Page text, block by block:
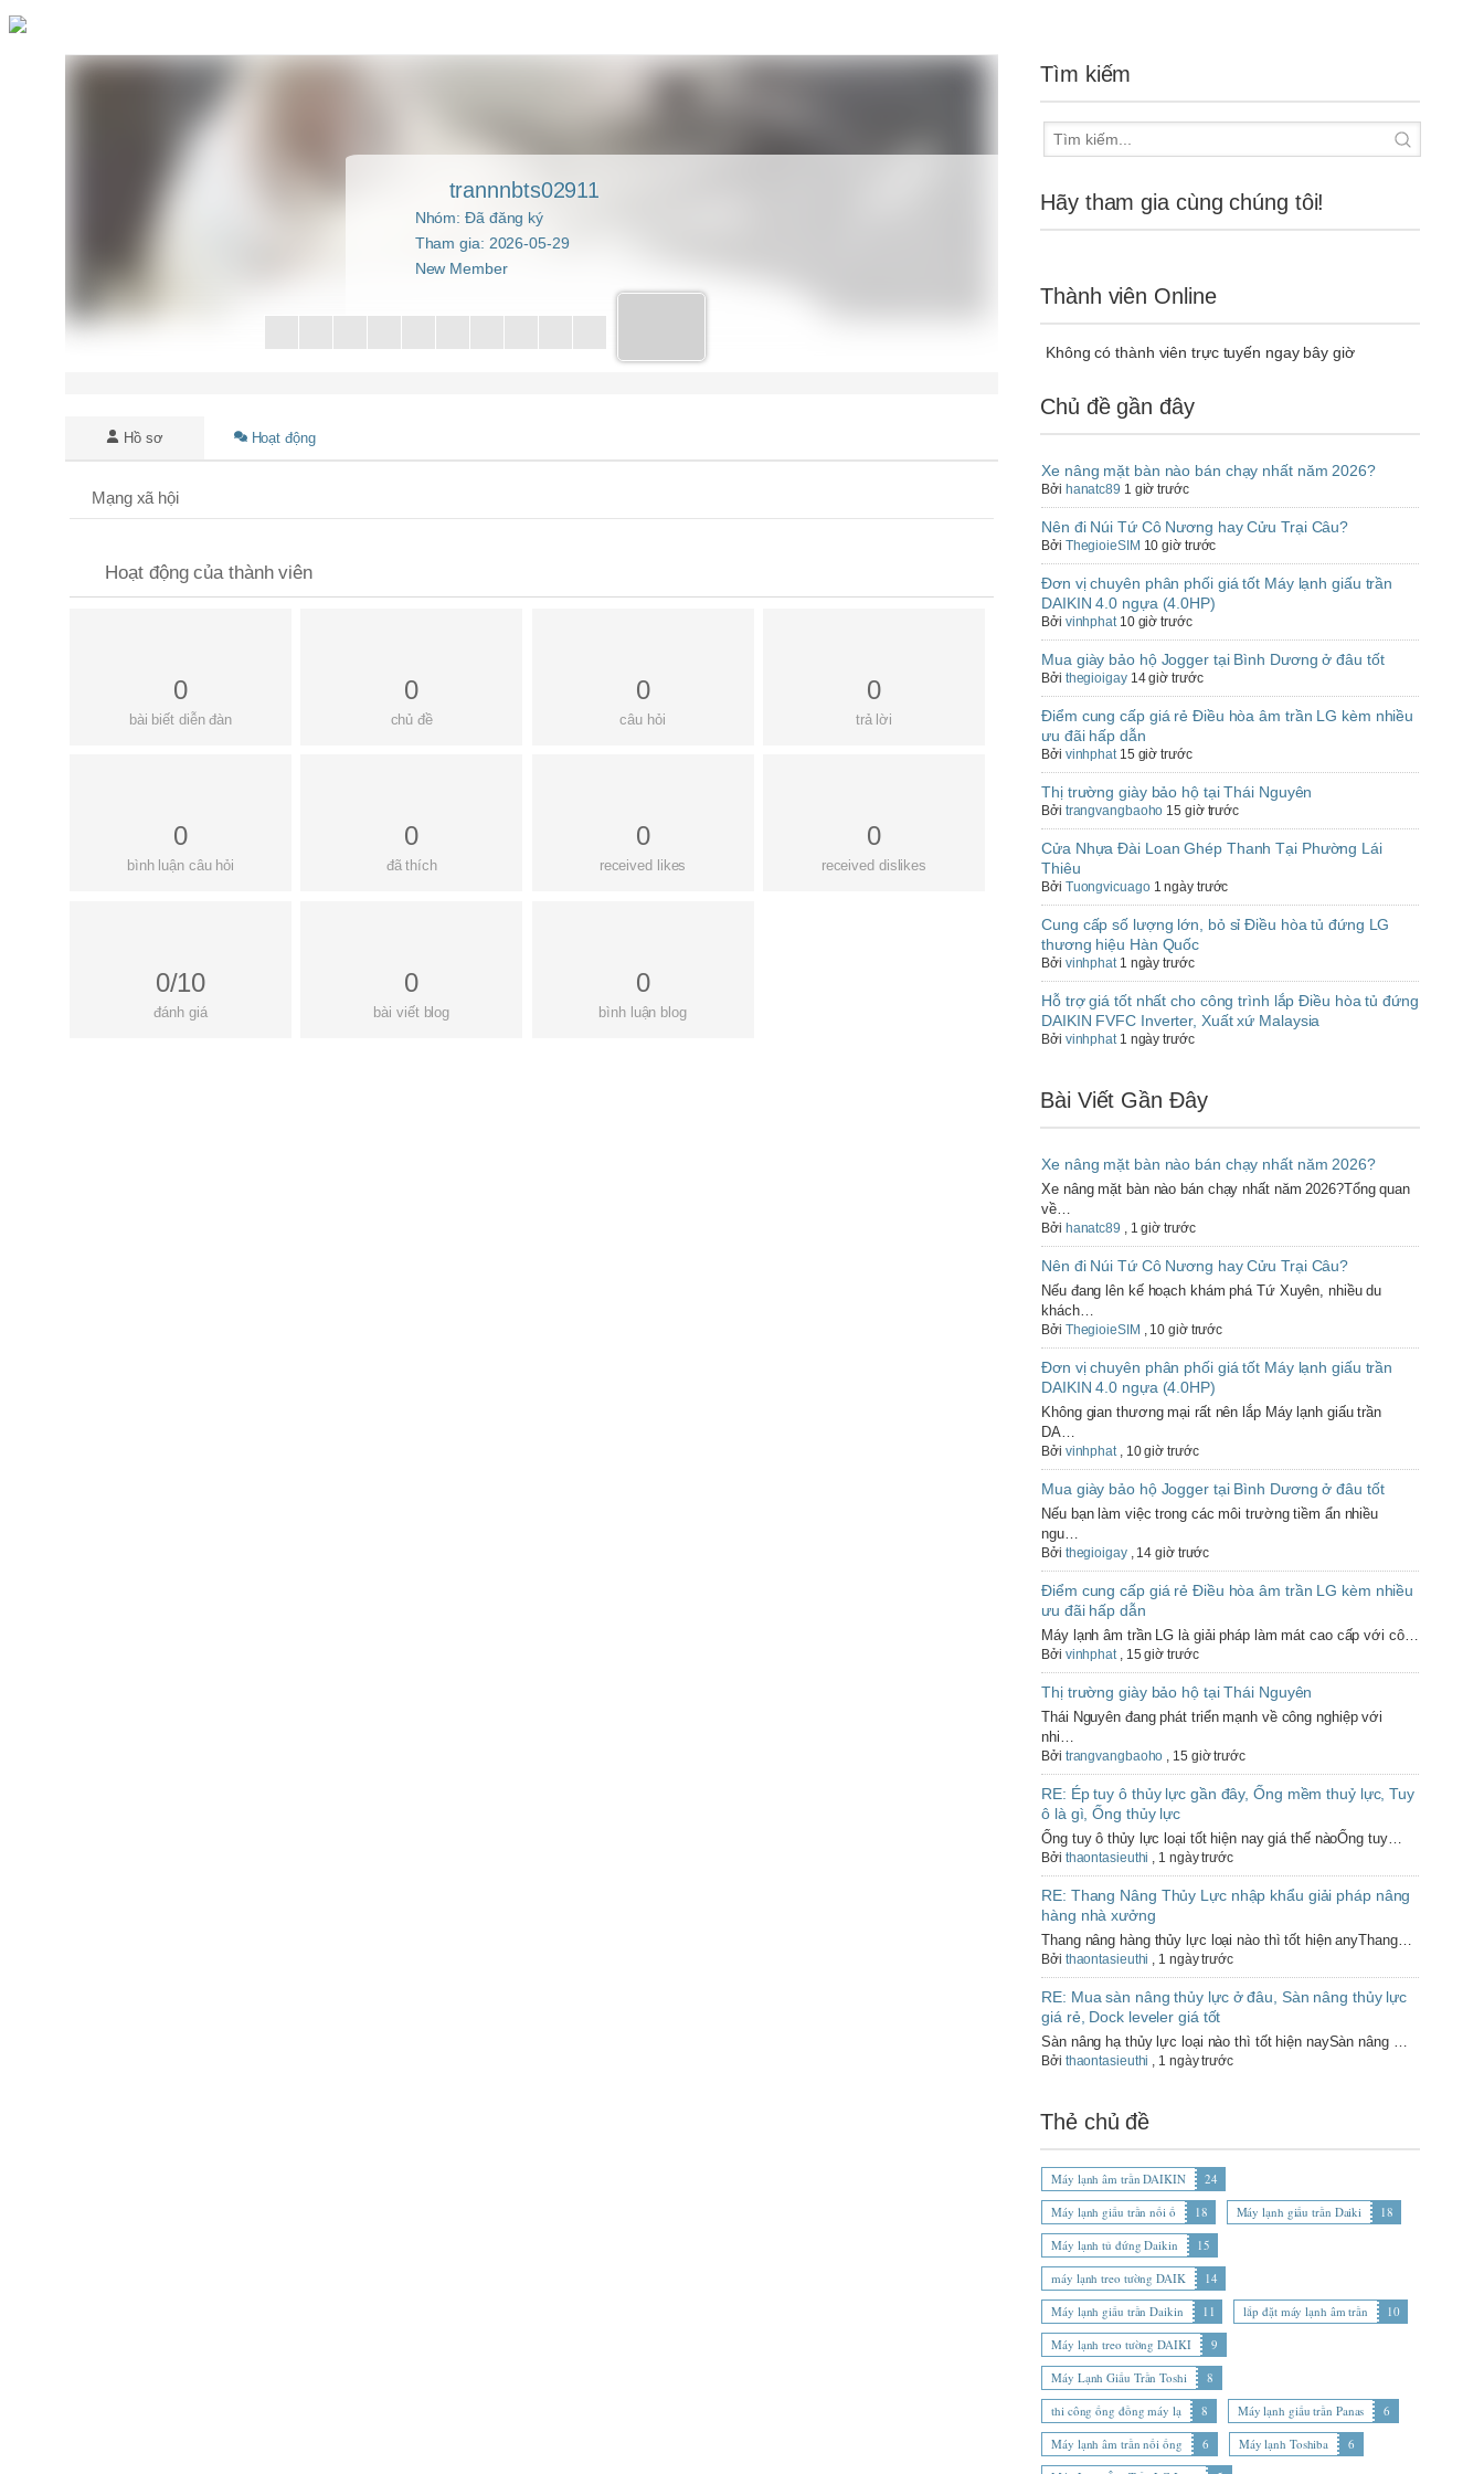
Chuyển
trannnbts02911
Nhóm: Đã đăng ký
Tham gia: 2026-05-29
New Member
Hồ sơ Hoạt động
Mạng xã hội
Hoạt động của thành viên
0
bài biết diễn đàn
0
chủ đề
0
câu hỏi
0
trả lời
0
bình luận câu hỏi
0
đã thích
0
received likes
0
received dislikes
0/10
đánh giá
0
bài viết blog
0
bình luận blog
Tìm kiếm
Hãy tham gia cùng chúng tôi!
Thành viên Online
Không có thành viên trực tuyến ngay bây giờ
Chủ đề gần đây
Xe nâng mặt bàn nào bán chạy nhất năm 2026?
Bởi hanatc89 1 giờ trước
Nên đi Núi Tứ Cô Nương hay Cửu Trại Câu?
Bởi ThegioieSIM 10 giờ trước
Đơn vị chuyên phân phối giá tốt Máy lạnh giấu trần
DAIKIN 4.0 ngựa (4.0HP)
Bởi vinhphat 10 giờ trước
Mua giày bảo hộ Jogger tại Bình Dương ở đâu tốt
Bởi thegioigay 14 giờ trước
Điểm cung cấp giá rẻ Điều hòa âm trần LG kèm nhiều
ưu đãi hấp dẫn
Bởi vinhphat 15 giờ trước
Thị trường giày bảo hộ tại Thái Nguyên
Bởi trangvangbaoho 15 giờ trước
Cửa Nhựa Đài Loan Ghép Thanh Tại Phường Lái
Thiêu
Bởi Tuongvicuago 1 ngày trước
Cung cấp số lượng lớn, bỏ sỉ Điều hòa tủ đứng LG
thương hiệu Hàn Quốc
Bởi vinhphat 1 ngày trước
Hỗ trợ giá tốt nhất cho công trình lắp Điều hòa tủ đứng
DAIKIN FVFC Inverter, Xuất xứ Malaysia
Bởi vinhphat 1 ngày trước
Bài Viết Gần Đây
Xe nâng mặt bàn nào bán chạy nhất năm 2026?
Xe nâng mặt bàn nào bán chạy nhất năm 2026?Tổng quan
về…
Bởi hanatc89 , 1 giờ trước
Nên đi Núi Tứ Cô Nương hay Cửu Trại Câu?
Nếu đang lên kế hoạch khám phá Tứ Xuyên, nhiều du
khách…
Bởi ThegioieSIM , 10 giờ trước
Đơn vị chuyên phân phối giá tốt Máy lạnh giấu trần
DAIKIN 4.0 ngựa (4.0HP)
Không gian thương mại rất nên lắp Máy lạnh giấu trần
DA…
Bởi vinhphat, 10 giờ trước
Mua giày bảo hộ Jogger tại Bình Dương ở đâu tốt
Nếu bạn làm việc trong các môi trường tiềm ẩn nhiều
ngu…
Bởi thegioigay, 14 giờ trước
Điểm cung cấp giá rẻ Điều hòa âm trần LG kèm nhiều
ưu đãi hấp dẫn
Máy lạnh âm trần LG là giải pháp làm mát cao cấp với cô…
Bởi vinhphat, 15 giờ trước
Thị trường giày bảo hộ tại Thái Nguyên
Thái Nguyên đang phát triển mạnh về công nghiệp với
nhi…
Bởi trangvangbaoho , 15 giờ trước
RE: Ép tuy ô thủy lực gần đây, Ống mềm thuỷ lực, Tuy
ô là gì, Ống thủy lực
Ống tuy ô thủy lực loại tốt hiện nay giá thế nàoỐng tuy…
Bởi thaontasieuthi , 1 ngày trước
RE: Thang Nâng Thủy Lực nhập khẩu giải pháp nâng
hàng nhà xưởng
Thang nâng hàng thủy lực loại nào thì tốt hiện anyThang…
Bởi thaontasieuthi , 1 ngày trước
RE: Mua sàn nâng thủy lực ở đâu, Sàn nâng thủy lực
giá rẻ, Dock leveler giá tốt
Sàn nâng hạ thủy lực loại nào thì tốt hiện naySàn nâng …
Bởi thaontasieuthi , 1 ngày trước
Thẻ chủ đề
Máy lạnh âm trần DAIKIN
24
Máy lạnh giấu trần nối ố
18 Máy lạnh giấu trần Daiki
18
Máy lạnh tủ đứng Daikin
15
máy lạnh treo tường DAIK
14
Máy lạnh giấu trần Daikin
11 lắp đặt máy lạnh âm trần
10
Máy lạnh treo tường DAIKI
9
Máy Lạnh Giấu Trần Toshi
8
thi công ống đồng máy lạ
8 Máy lạnh giấu trần Panas
6
Máy lạnh âm trần nối ống
6 Máy lạnh Toshiba
6